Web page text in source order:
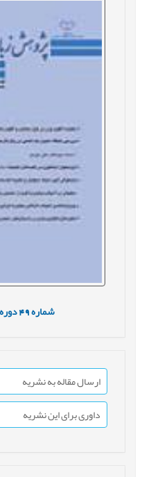
شماره49 دوره16
ارسال مقاله به نشریه
داوری برای این نشریه